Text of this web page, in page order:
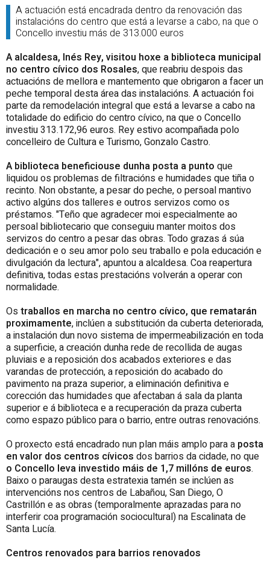
A actuación está encadrada dentro da renovación das
instalacións do centro que está a levarse a cabo, na que o
Concello investiu más de 313.000 euros
A alcaldesa, Inés Rey, visitou hoxe a biblioteca municipal
no centro cívico dos Rosales, que reabriu despois das
actuacións de mellora e mantemento que obrigaron a facer un
peche temporal desta área das instalacións. A actuación foi
parte da remodelación integral que está a levarse a cabo na
totalidade do edificio do centro cívico, na que o Concello
investiu 313.172,96 euros. Rey estivo acompañada polo
concelleiro de Cultura e Turismo, Gonzalo Castro.
A biblioteca beneficiouse dunha posta a punto que
liquidou os problemas de filtracións e humidades que tiña o
recinto. Non obstante, a pesar do peche, o persoal mantivo
activo algúns dos talleres e outros servizos como os
préstamos. "Teño que agradecer moi especialmente ao
persoal bibliotecario que conseguiu manter moitos dos
servizos do centro a pesar das obras. Todo grazas á súa
dedicación e o seu amor polo seu traballo e pola educación e
divulgación da lectura", apuntou a alcaldesa. Coa reapertura
definitiva, todas estas prestacións volverán a operar con
normalidade.
Os traballos en marcha no centro cívico, que rematarán
proximamente, inclúen a substitución da cuberta deteriorada,
a instalación dun novo sistema de impermeabilización en toda
a superficie, a creación dunha rede de recollida de augas
pluviais e a reposición dos acabados exteriores e das
varandas de protección, a reposición do acabado do
pavimento na praza superior, a eliminación definitiva e
corección das humidades que afectaban á sala da planta
superior e á biblioteca e a recuperación da praza cuberta
como espazo público para o barrio, entre outras renovacións.
O proxecto está encadrado nun plan máis amplo para a posta
en valor dos centros cívicos dos barrios da cidade, no que
o Concello leva investido máis de 1,7 millóns de euros.
Baixo o paraugas desta estratexia tamén se inclúen as
intervencións nos centros de Labañou, San Diego, O
Castrillón e as obras (temporalmente aprazadas para no
interferir coa programación sociocultural) na Escalinata de
Santa Lucía.
Centros renovados para barrios renovados